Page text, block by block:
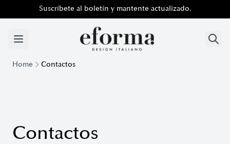
Suscríbete al boletín y mantente actualizado.
Suscríbete al boletín y mantente actualizado.
Home Contactos
Contactos